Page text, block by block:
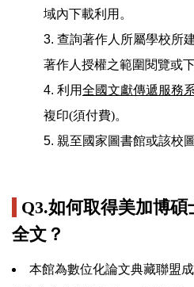
域內下載利用。
查詢著作人所屬學校所
著作人授權之範圍閱覽或
利用全國文獻傳遞服務
複印(須付費)。
親至國家圖書館或該校
Q3.如何取得美加博
全文？
本館為數位化論文典藏聯盟